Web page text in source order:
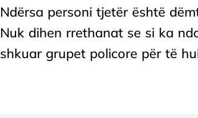
Ndërsa personi tjetër është
Nuk dihen rrethanat se si ka
shkuar grupet policore për të